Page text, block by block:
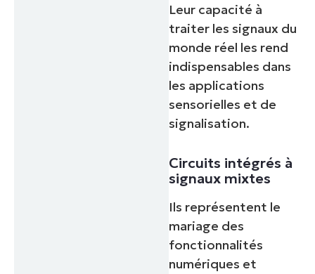
Leur capacité à
traiter les signaux du
monde réel les rend
indispensables dans
les applications
sensorielles et de
signalisation.
Circuits intégrés à
signaux mixtes
Ils représentent le
mariage des
fonctionnalités
numériques et